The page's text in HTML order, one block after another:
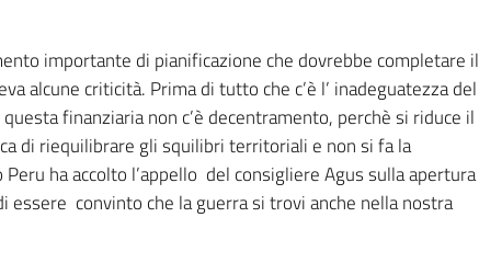
importante di pianificazione che dovrebbe completare il
alcune criticità. Prima di tutto che c’è l’ inadeguatezza del
finanziaria non c’è decentramento, perchè si riduce il
di riequilibrare gli squilibri territoriali e non si fa la
ha accolto l’appello del consigliere Agus sulla apertura
convinto che la guerra si trovi anche nella nostra